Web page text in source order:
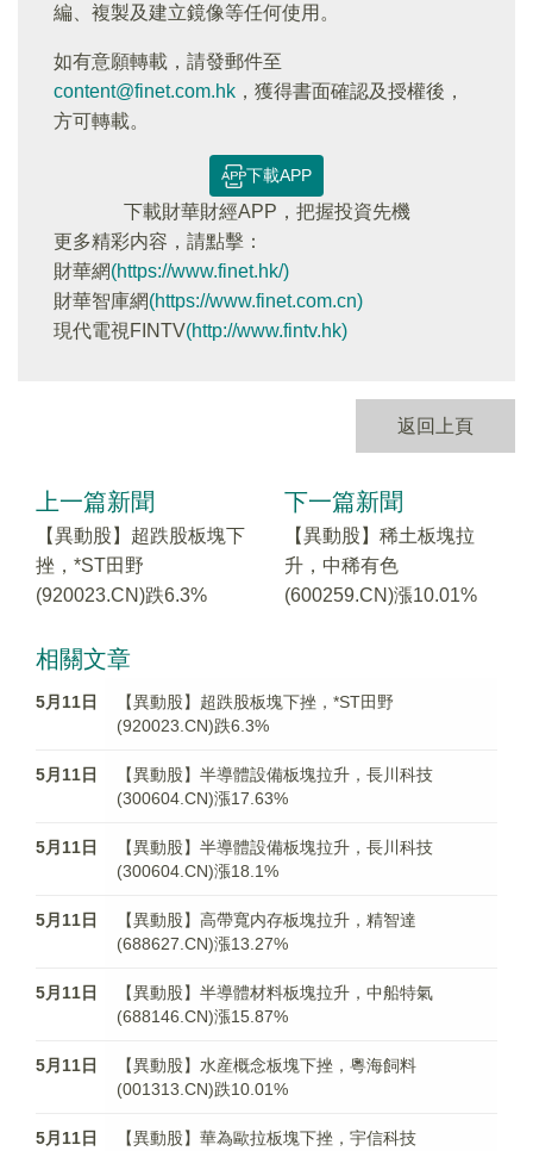
編、複製及建立鏡像等任何使用。
如有意願轉載，請發郵件至
content@finet.com.hk ，獲得書面確認及授權後，
方可轉載。
下載APP
下載財華財經APP，把握投資先機
更多精彩内容，請點擊：
財華網(https://www.finet.hk/)
財華智庫網(https://www.finet.com.cn)
現代電視FINTV(http://www.fintv.hk)
返回上頁
上一篇新聞
【異動股】超跌股板塊下
挫，*ST田野
(920023.CN)跌6.3%
下一篇新聞
【異動股】稀土板塊拉
升，中稀有色
(600259.CN)漲10.01%
相關文章
5月11日
【異動股】超跌股板塊下挫，*ST田野
(920023.CN)跌6.3%
5月11日
【異動股】半導體設備板塊拉升，長川科技
(300604.CN)漲17.63%
5月11日
【異動股】半導體設備板塊拉升，長川科技
(300604.CN)漲18.1%
5月11日
【異動股】高帶寬内存板塊拉升，精智達
(688627.CN)漲13.27%
5月11日
【異動股】半導體材料板塊拉升，中船特氣
(688146.CN)漲15.87%
5月11日
【異動股】水産概念板塊下挫，粵海飼料
(001313.CN)跌10.01%
5月11日
【異動股】華為歐拉板塊下挫，宇信科技